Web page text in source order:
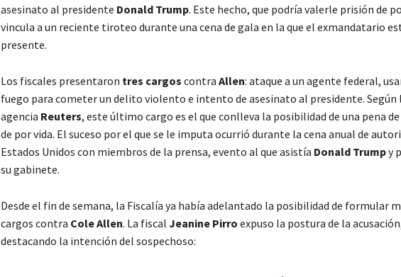
asesinato al presidente Donald Trump. Este hecho, que podría valerle prisión de
vincula a un reciente tiroteo durante una cena de gala en la que el exmandatario
presente.
Los fiscales presentaron tres cargos contra Allen: ataque a un agente federal,
fuego para cometer un delito violento e intento de asesinato al presidente. Según
agencia Reuters, este último cargo es el que conlleva la posibilidad de una pena
de por vida. El suceso por el que se le imputa ocurrió durante la cena anual de
Estados Unidos con miembros de la prensa, evento al que asistía Donald Trumpy
su gabinete.
Desde el fin de semana, la Fiscalía ya había adelantado la posibilidad de formular
cargos contra Cole Allen. La fiscal Jeanine Pirro expuso la postura de la
destacando la intención del sospechoso: